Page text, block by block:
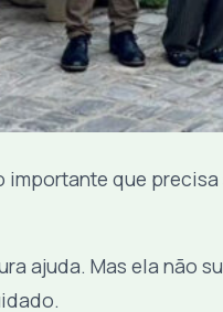
importante que
ajuda. Mas ela não